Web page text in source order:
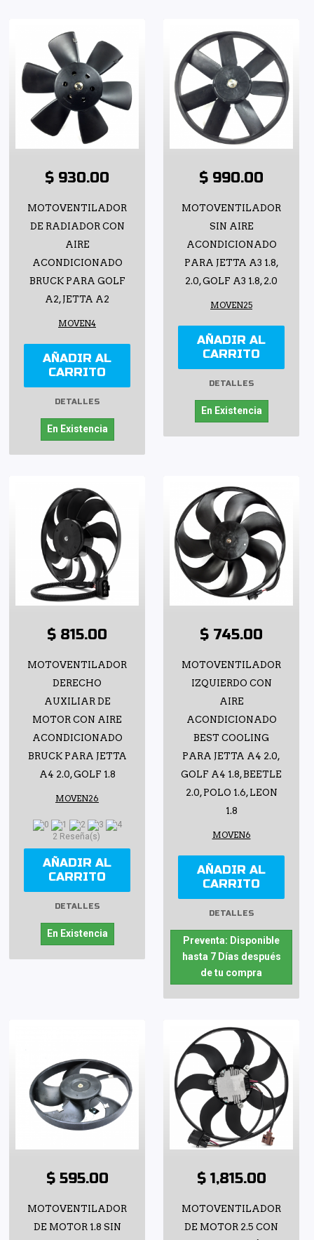
$ 930.00
MOTOVENTILADOR
DE RADIADOR CON
AIRE
ACONDICIONADO
BRUCK PARA GOLF
A2, JETTA A2
MOVEN4
AÑADIR AL
CARRITO
DETALLES
En Existencia
$ 990.00
MOTOVENTILADOR
SIN AIRE
ACONDICIONADO
PARA JETTA A3 1.8,
2.0, GOLF A3 1.8, 2.0
MOVEN25
AÑADIR AL
CARRITO
DETALLES
En Existencia
$ 815.00
MOTOVENTILADOR
DERECHO
AUXILIAR DE
MOTOR CON AIRE
ACONDICIONADO
BRUCK PARA JETTA
A4 2.0, GOLF 1.8
MOVEN26
2 Reseña(s)
AÑADIR AL
CARRITO
DETALLES
En Existencia
$ 745.00
MOTOVENTILADOR
IZQUIERDO CON
AIRE
ACONDICIONADO
BEST COOLING
PARA JETTA A4 2.0,
GOLF A4 1.8, BEETLE
2.0, POLO 1.6, LEON
1.8
MOVEN6
AÑADIR AL
CARRITO
DETALLES
Preventa: Disponible
hasta 7 Días después
de tu compra
$ 595.00
MOTOVENTILADOR
DE MOTOR 1.8 SIN
$ 1,815.00
MOTOVENTILADOR
DE MOTOR 2.5 CON